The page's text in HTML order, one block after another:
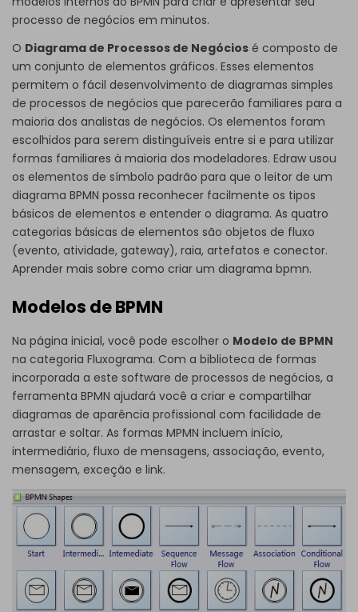
processo de negócios em minutos.
O Diagrama de Processos de Negócios é composto de
um conjunto de elementos gráficos. Esses elementos
permitem o fácil desenvolvimento de diagramas simples
de processos de negócios que parecerão familiares para a
maioria dos analistas de negócios. Os elementos foram
escolhidos para serem distinguíveis entre si e para utilizar
formas familiares à maioria dos modeladores. Edraw usou
os elementos de símbolo padrão para que o leitor de um
diagrama BPMN possa reconhecer facilmente os tipos
básicos de elementos e entender o diagrama. As quatro
categorias básicas de elementos são objetos de fluxo
(evento, atividade, gateway), raia, artefatos e conector.
Aprender mais sobre como criar um diagrama bpmn.
Modelos de BPMN
Na página inicial, você pode escolher o Modelo de BPMN
na categoria Fluxograma. Com a biblioteca de formas
incorporada a este software de processos de negócios, a
ferramenta BPMN ajudará você a criar e compartilhar
diagramas de aparência profissional com facilidade de
arrastar e soltar. As formas MPMN incluem início,
intermediário, fluxo de mensagens, associação, evento,
mensagem, exceção e link.